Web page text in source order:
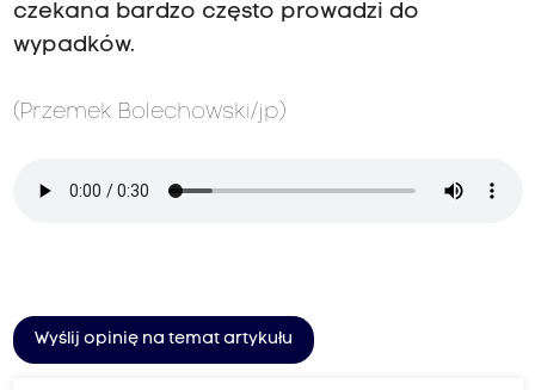
czekana bardzo często prowadzi do
wypadków.
(Przemek Bolechowski/jp)
Wyślij opinię na temat artykułu